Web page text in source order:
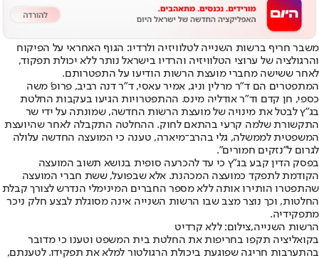
משבר חריף ברשות השנייה לטלוויזיה ולרדיו: הגוף האחראי על הפיקוח
והרגולציה של ערוצי הטלוויזיה והרדיו בישראל נותר ללא יכולת תפקוד,
לאחר ששישה מחברי מועצת הרשות הודיעו על התפטרותם.
המתפטרים הם ד"ר מרלין וניג, אמיר עאסי, ד"ר דנה רביב, פרופ' משה
כספי, חן קדם וד"ר אודליה מינס. ההתפטרויות הגיעו בעקבות החלטת
בג"ץ לבטל את מינויה של מועצת הרשות החדשה, שמונתה על ידי שר
התקשורת שלמה קרעי בהתאם לחוק. ההחלטה התקבלה לאחר שהיועצת
המשפטית לממשלה, גלי בהרב־מיארה, טענה כי המועצה החדשה עלולה
לגרום ל"נזקים חמורים".
בפסק הדין קבע בג"ץ כי עד להכרעה סופית בנושא תשוב המועצה
הקודמת לתפקד כמועצה המכהנת. אלא שבפועל, ששת חברי המועצה
שהתפטרו הותירו אותה ללא מספר החברים המינימלי הנדרש לצורך קבלת
החלטות, וכך נוצר מצב שבו הרשות השנייה אינה מסוגלת לבצע חלק ניכר
מתפקידיה.
הרשות השנייה,צילום: ללא קרדיט
בקואליציה תקפו בחריפות את החלטת בית המשפט וטענו כי מדובר
בהתערבות חריגה שפוגעת ביכולת הרגולטור למלא את תפקידו. לטענתם,